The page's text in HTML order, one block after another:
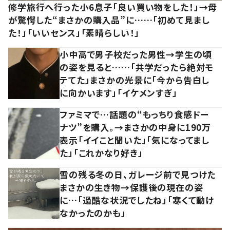
修学旅行へ行った小6息子「良い買い物をした！」→母
が驚愕した“まさかの購入品”に……「初めて見まし
た！」「いいセンス」「素晴らしい！」
小中高で男子校だった男性→学生の頃
の姿を見ると……「共学だったら絶対モ
テてた」まさかの光景に「今から告白し
に向かいます」「イケメンすぎ」
ファミマで…話題の“もっちり食感ドー
ナツ”を購入。→まさかの中身に190万
表示「イイこと聞いた」「気になってまし
た」「これかなり好き」
雪の残る冬の日、ガレージ前で見つけた
まさかの生き物→保護後の現在の姿
に…「過酷な状況でしたね」「寒くて動け
なかったのかも」